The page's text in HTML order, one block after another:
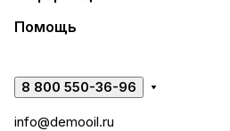
Помощь
8 800 550-36-96
info@demooil.ru